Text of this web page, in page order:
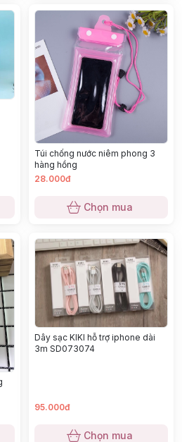
Túi chống nước niêm phong 3
hàng hồng
28.000đ
Chọn mua
Dây sạc KIKI hỗ trợ iphone dài
3m SD073074
95.000đ
Chọn mua